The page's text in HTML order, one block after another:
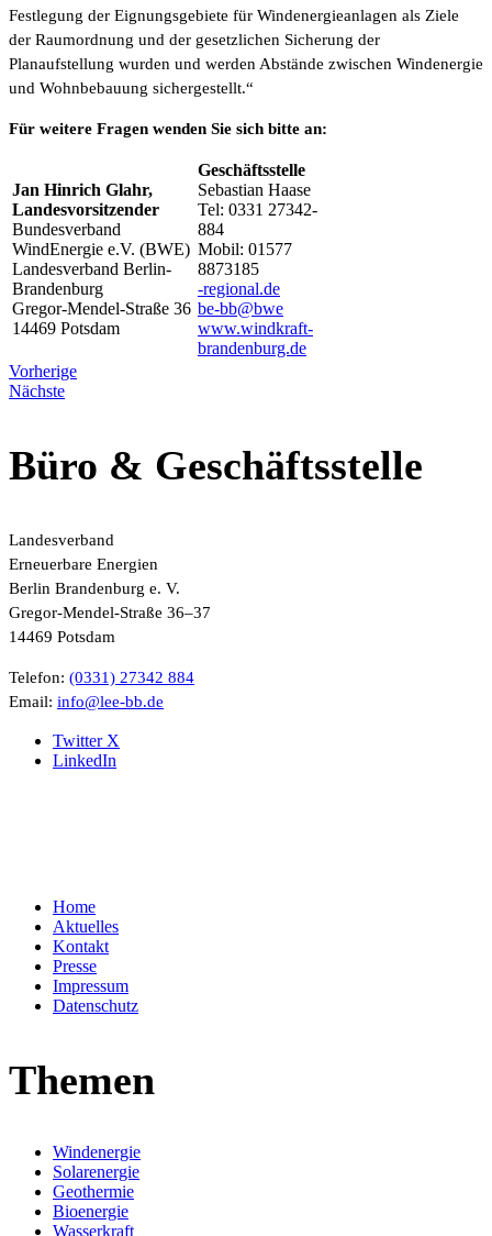
Festlegung der Eignungsgebiete für Windenergieanlagen als Ziele
der Raumordnung und der gesetzlichen Sicherung der
Planaufstellung wurden und werden Abstände zwischen Windenergie
und Wohnbebauung sichergestellt.“
Für weitere Fragen wenden Sie sich bitte an:
Jan Hinrich Glahr,
Landesvorsitzender
Bundesverband
WindEnergie e.V. (BWE)
Landesverband Berlin-
Brandenburg
Gregor-Mendel-Straße 36
14469 Potsdam
Geschäftsstelle
Sebastian Haase
Tel: 0331 27342-
884
Mobil: 01577
8873185
ed.lanoiger-
ewb@bb-eb
www.windkraft-
brandenburg.de
Vorherige
Nächste
Büro & Geschäftsstelle
Landesverband
Erneuerbare Energien
Berlin Brandenburg e. V.
Gregor-Mendel-Straße 36–37
14469 Potsdam
Telefon: (0331) 27342 884
Email: ed.bb-eel@ofni
Twitter X
LinkedIn
Home
Aktuelles
Kontakt
Presse
Impressum
Datenschutz
Themen
Windenergie
Solarenergie
Geothermie
Bioenergie
Wasserkraft